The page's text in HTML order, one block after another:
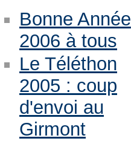
Bonne Année
2006 à tous
Le Téléthon
2005 : coup
d'envoi au
Girmont